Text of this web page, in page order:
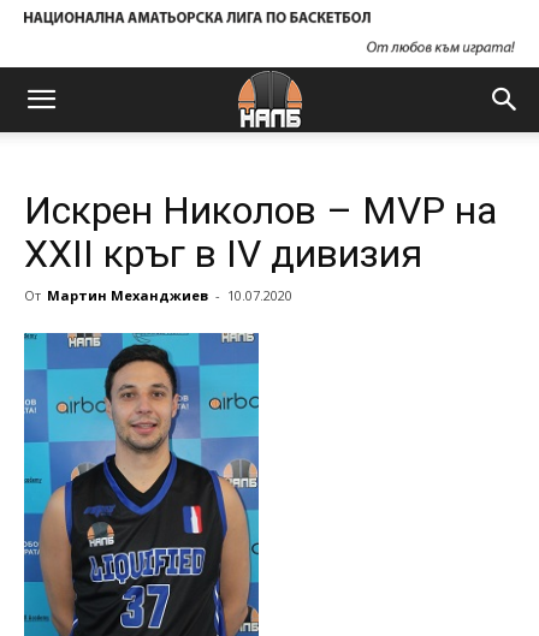
Искрен Николов – MVP на
XXII кръг в IV дивизия
От Мартин Механджиев - 10.07.2020